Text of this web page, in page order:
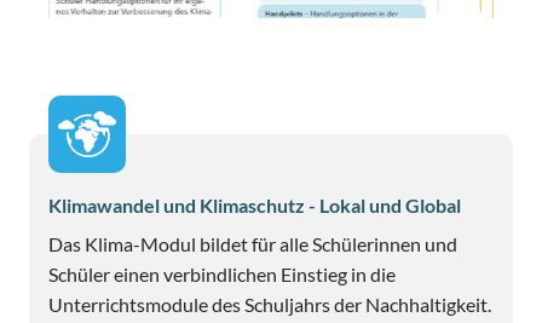
Klimawandel und Klimaschutz - Lokal und Global
Das Klima-Modul bildet für alle Schülerinnen und
Schüler einen verbindlichen Einstieg in die
Unterrichtsmodule des Schuljahrs der Nachhaltigkeit.